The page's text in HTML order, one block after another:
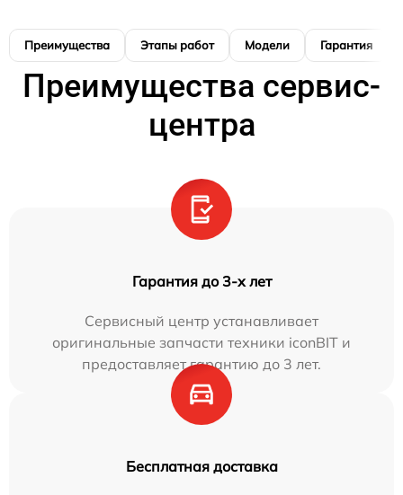
Преимущества Этапы работ Модели Гарантия
Преимущества сервис-
центра
Гарантия до 3-х лет
Сервисный центр устанавливает
оригинальные запчасти техники iconBIT и
предоставляет гарантию до 3 лет.
Бесплатная доставка